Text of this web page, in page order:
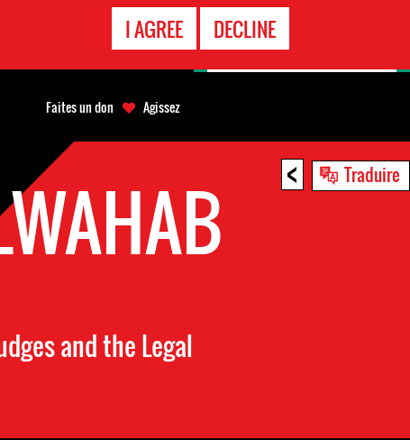
I AGREE DECLINE
< Traduire
and the Legal
Faites un don Agissez
D'URGENCE